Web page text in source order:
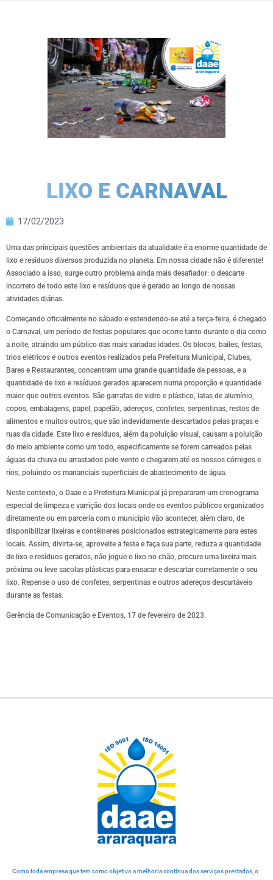
LIXO E CARNAVAL
17/02/2023
Uma das principais questões ambientais da atualidade é a enorme quantidade de
lixo e resíduos diversos produzida no planeta. Em nossa cidade não é diferente!
Associado a isso, surge outro problema ainda mais desafiador: o descarte
incorreto de todo este lixo e resíduos que é gerado ao longo de nossas
atividades diárias.
Começando oficialmente no sábado e estendendo-se até a terça-feira, é chegado
o Carnaval, um período de festas populares que ocorre tanto durante o dia como
a noite, atraindo um público das mais variadas idades. Os blocos, bailes, festas,
trios elétricos e outros eventos realizados pela Prefeitura Municipal, Clubes,
Bares e Restaurantes, concentram uma grande quantidade de pessoas, e a
quantidade de lixo e resíduos gerados aparecem numa proporção e quantidade
maior que outros eventos. São garrafas de vidro e plástico, latas de alumínio,
copos, embalagens, papel, papelão, adereços, confetes, serpentinas, restos de
alimentos e muitos outros, que são indevidamente descartados pelas praças e
ruas da cidade. Este lixo e resíduos, além da poluição visual, causam a poluição
do meio ambiente como um todo, especificamente se forem carreados pelas
águas da chuva ou arrastados pelo vento e chegarem até os nossos córregos e
rios, poluindo os mananciais superficiais de abastecimento de água.
Neste contexto, o Daae e a Prefeitura Municipal já prepararam um cronograma
especial de limpeza e varrição dos locais onde os eventos públicos organizados
diretamente ou em parceria com o município vão acontecer, além claro, de
disponibilizar lixeiras e contêineres posicionados estrategicamente para estes
locais. Assim, divirta-se, aproveite a festa e faça sua parte, reduza a quantidade
de lixo e resíduos gerados, não jogue o lixo no chão, procure uma lixeira mais
próxima ou leve sacolas plásticas para ensacar e descartar corretamente o seu
lixo. Repense o uso de confetes, serpentinas e outros adereços descartáveis
durante as festas.
Gerência de Comunicação e Eventos, 17 de fevereiro de 2023.
Como toda empresa que tem como objetivo a melhoria contínua dos serviços prestados, o